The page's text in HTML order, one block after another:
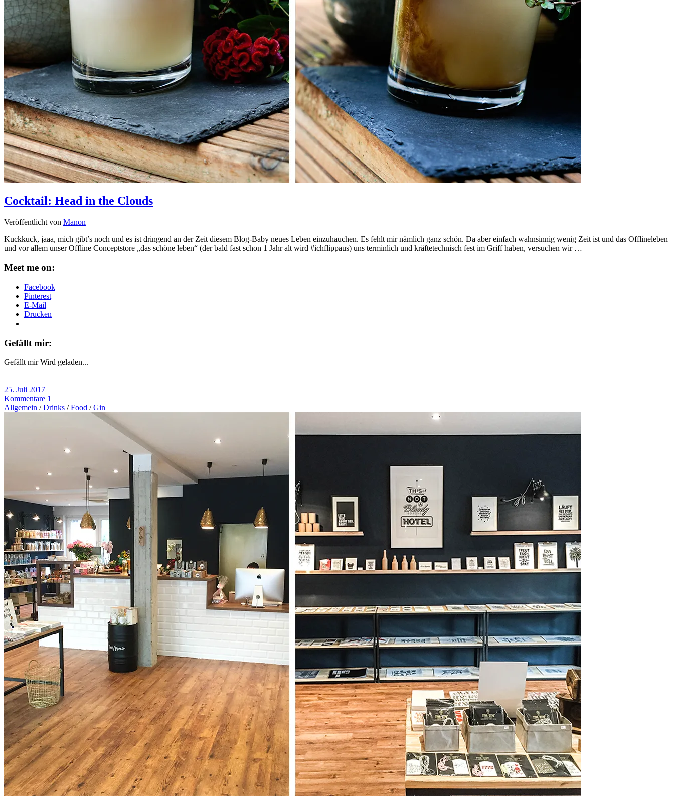
Cocktail: Head in the Clouds
Veröffentlicht von Manon
Kuckkuck, jaaa, mich gibt’s noch und es ist dringend an der Zeit diesem Blog-Baby neues Leben einzuhauchen. Es fehlt mir nämlich ganz schön. Da aber einfach wahnsinnig wenig Zeit ist und das Offlineleben
und vor allem unser Offline Conceptstore „das schöne leben“ (der bald fast schon 1 Jahr alt wird #ichflippaus) uns terminlich und kräftetechnisch fest im Griff haben, versuchen wir …
Meet me on:
Facebook
Pinterest
E-Mail
Drucken
Gefällt mir:
Gefällt mir Wird geladen...
25. Juli 2017
Kommentare 1
Allgemein /Drinks /Food /Gin